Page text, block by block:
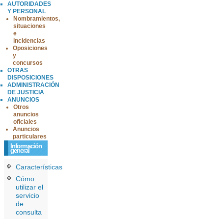
AUTORIDADES
Y PERSONAL
Nombramientos,
situaciones
e
incidencias
Oposiciones
y
concursos
OTRAS
DISPOSICIONES
ADMINISTRACIÓN
DE JUSTICIA
ANUNCIOS
Otros
anuncios
oficiales
Anuncios
particulares
Información
general
Características
Cómo
utilizar el
servicio
de
consulta